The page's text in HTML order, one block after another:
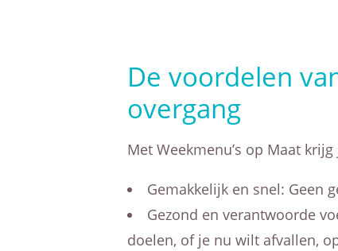
De voordelen
overgang
Met Weekmenu’s op Maat
Gemakkelijk en snel: Geen
Gezond en verantwoorde
doelen, of je nu wilt afvallen,